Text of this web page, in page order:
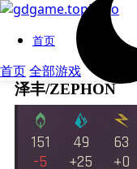
首页
首页全部游戏
泽丰/ZEPHON